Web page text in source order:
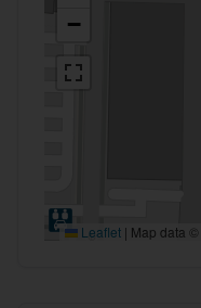
−
Leaflet | Map data ©